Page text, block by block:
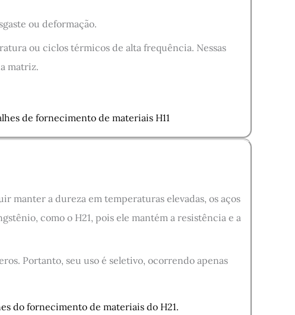
ou deformação.
ou ciclos térmicos de alta frequência. Nessas
matriz.
de fornecimento de materiais H11
manter a dureza em temperaturas elevadas, os aços
como o H21, pois ele mantém a resistência e a
Portanto, seu uso é seletivo, ocorrendo apenas
do fornecimento de materiais do H21.